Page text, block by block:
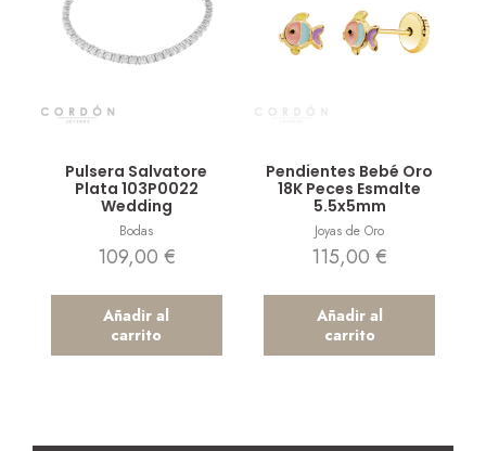
Pulsera Salvatore
Plata 103P0022
Wedding
Bodas
109,00 €
Añadir al
carrito
Pendientes Bebé Oro
18K Peces Esmalte
5.5x5mm
Joyas de Oro
115,00€
Añadir al
carrito